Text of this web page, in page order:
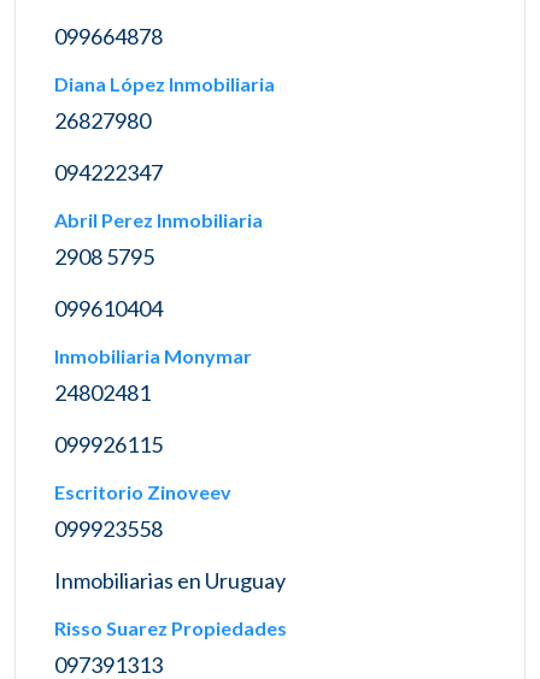
099664878
Diana López Inmobiliaria
26827980
094222347
Abril Perez Inmobiliaria
2908 5795
099610404
Inmobiliaria Monymar
24802481
099926115
Escritorio Zinoveev
099923558
Inmobiliarias en Uruguay
Risso Suarez Propiedades
097391313